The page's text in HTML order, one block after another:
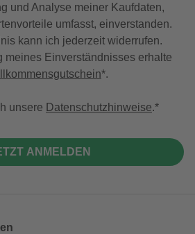
und Analyse meiner Kaufdaten,
umfasst, einverstanden.
kann ich jederzeit widerrufen.
meines Einverständnisses erhalte
*.
unsere Datenschutzhinweise.
ANMELDEN